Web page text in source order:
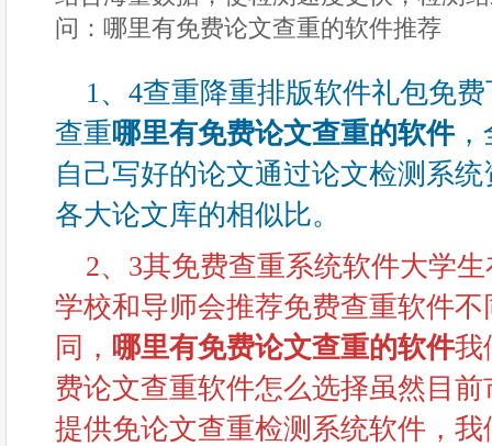
问：哪里有免费论文查重的软件推荐
1、4查重降重排版软件礼包免
查重哪里有免费论文查重的软件，
自己写好的论文通过论文检测系
各大论文库的相似比。
2、3其免费查重系统软件大学
学校和导师会推荐免费查重软件
同， 哪里有免费论文查重的软件我
费论文查重软件怎么选择虽然目
提供免论文查重检测系统软件，我